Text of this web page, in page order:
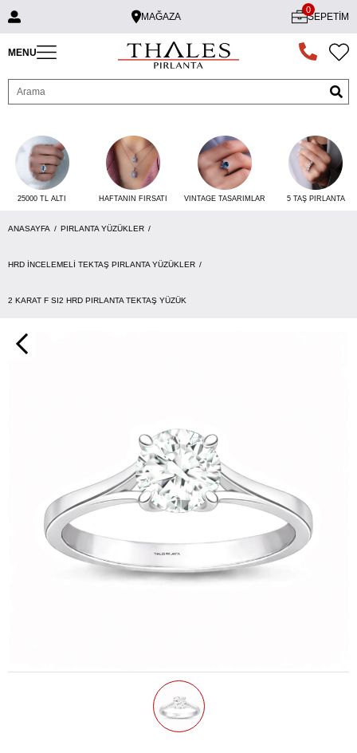
MAĞAZA SEPETIM
0
MENU
25000 TL ALTI HAFTANIN FIRSATI VINTAGE TASARIMLAR 5 TAŞ PIRLANTA
ANASAYFA PIRLANTA YÜZÜKLER
HRD İNCELEMELI TEKTAŞ PIRLANTA YÜZÜKLER
2 KARAT F SI2 HRD PIRLANTA TEKTAŞ YÜZÜK